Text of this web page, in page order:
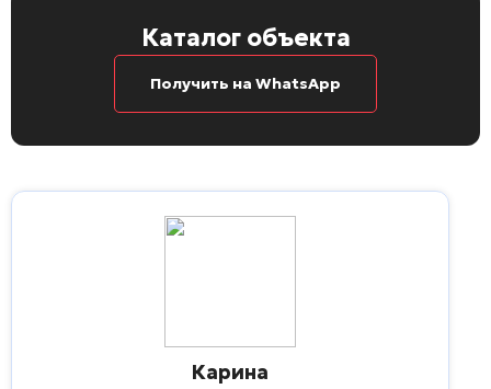
Каталог объекта
Получить на WhatsApp
Карина